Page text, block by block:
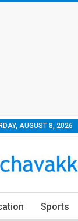
AUGUST 8, 2026
Sports